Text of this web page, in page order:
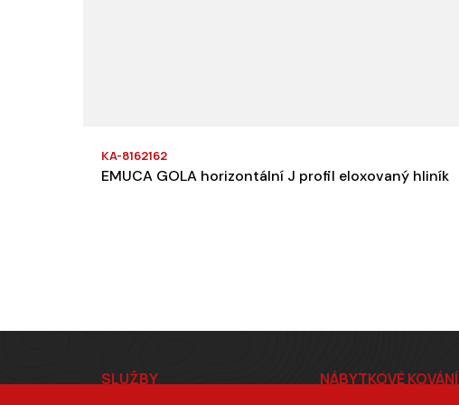
KA-8162162
EMUCA GOLA horizontální J profil eloxovaný hliník
Z
SLUŽBY NÁBYTKOVÉ KOVÁNÍ